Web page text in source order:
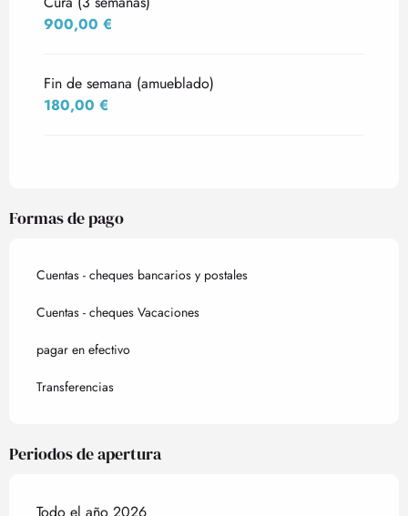
900,00 €
Fin de semana (amueblado)
180,00 €
Formas de pago
Cuentas - cheques bancarios y postales
Cuentas - cheques Vacaciones
pagar en efectivo
Transferencias
Periodos de apertura